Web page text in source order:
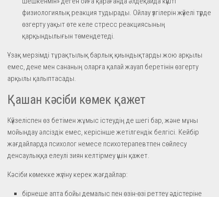
физиологиялық реакция тудырады. Ойлау үлгілерін жүйелі түрде
өзгерту уақыт өте келе стресс реакциясының
қарқындылығын төмендетеді.
Ұзақ мерзімді тұрақтылық барлық қиындықтарды жою арқылы
емес, дене мен сананың оларға қалай жауап беретінін өзгерту
арқылы қалыптасады.
Қашан кәсіби көмек қажет
Күйзеліспен өз бетімен жұмыс істеудің де шегі бар, және мұны
мойындау әлсіздік емес, керісінше жетілгендік белгісі. Кейбір
жағдайларда психолог немесе психотерапевтпен сөйлесу
денсаулыққа елеулі зиян келтірмеу үшін қажет.
Кәсіби көмекке жүгіну керек жағдайлар:
бірнеше апта бойы демалыс пен өзін-өзі реттеу әдістеріне